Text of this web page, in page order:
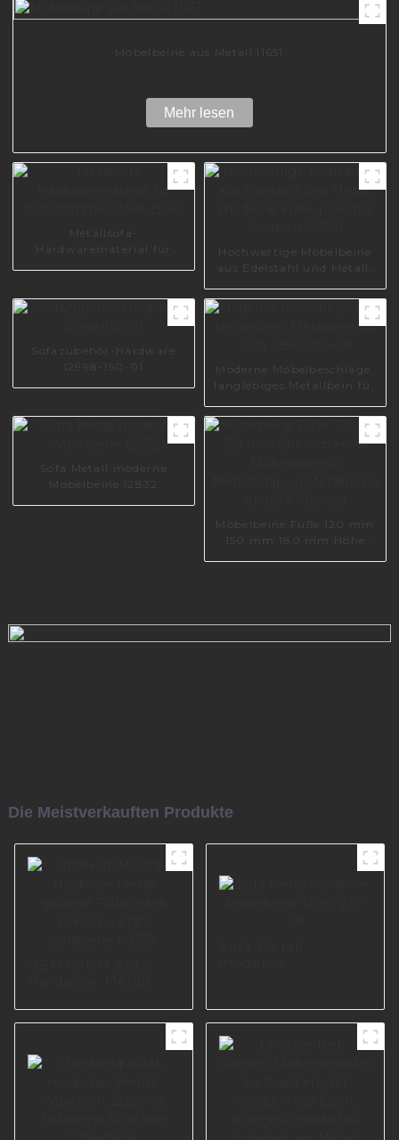
Möbelbeine aus Metall I1651
Mehr lesen
Metallsofa-
Hardwarematerial für
Hochwertige Möbelbeine
aus Edelstahl und Metall,
Sofabein S0501
Sofazubehör-Hardware
I2998-150-01
Moderne Möbelbeschläge,
langlebiges Metallbein für
Sofa Metall moderne
Möbelbeine I2832
Möbelbeine Füße 120 mm
150 mm 180 mm Höhe
Die Meistverkauften Produkte
Eckbeine Stahl